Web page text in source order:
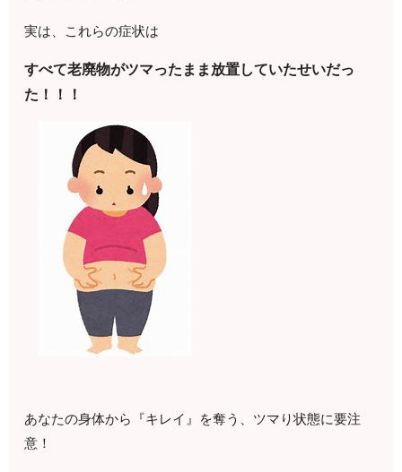
実は、これらの症状は
すべて老廃物がツマったまま放置していたせいだっ
た！！！
あなたの身体から『キレイ』を奪う、ツマり状態に要注
意！